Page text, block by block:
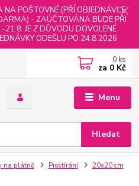
NA POŠTOVNÉ (PŘÍ OBJEDNÁVCE
- ZAÚČTOVÁNA BUDE PŘI
JE Z DŮVODU DOVOLENÉ
ODEŠLU PO 24.8.2026
Menu
Hledat
0 ks
za 0 Kč
na plátně Prostírání
20x20 cm